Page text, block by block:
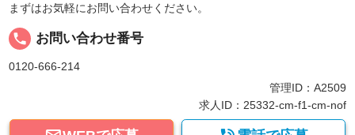
まずはお気軽にお問い合わせください。
local_phone お問い合わせ番号
0120-666-214
管理ID：A2509
求人ID：25332-cm-f1-cm-nof